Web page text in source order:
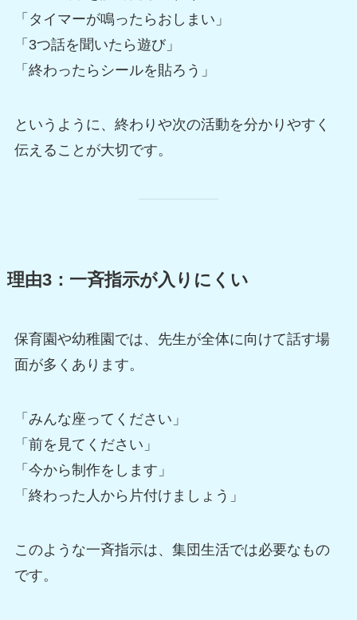
「タイマーが鳴ったらおしまい」
「3つ話を聞いたら遊び」
「終わったらシールを貼ろう」
というように、終わりや次の活動を分かりやすく
伝えることが大切です。
理由3：一斉指示が入りにくい
保育園や幼稚園では、先生が全体に向けて話す場
面が多くあります。
「みんな座ってください」
「前を見てください」
「今から制作をします」
「終わった人から片付けましょう」
このような一斉指示は、集団生活では必要なもの
です。